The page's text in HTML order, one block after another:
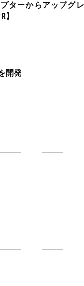
ターからアップグレ
】
開発